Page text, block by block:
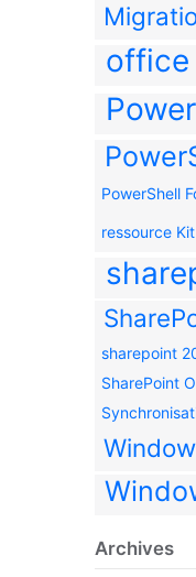
PowerShell
ressource Kit
sharepoint
SharePoint
Archives